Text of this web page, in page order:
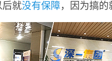
后就没有保障，因为搞